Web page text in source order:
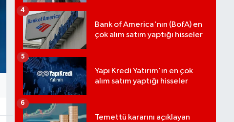
Bank of America'nın (BofA) en
çok alım satım yaptığı hisseler
4
Yapı Kredi Yatırım'ın en çok
alım satım yaptığı hisseler
5
Temettü kararını açıklayan
6